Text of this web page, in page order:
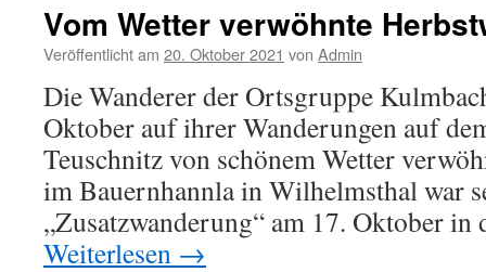
Vom Wetter verwöhnte
Veröffentlicht am 20. Oktober 2021 von Admin
Die Wanderer der Ortsgruppe
Oktober auf ihrer Wanderungen auf
Teuschnitz von schönem Wetter
im Bauernhannla in Wilhelmsthal war
„Zusatzwanderung“ am 17. Oktober
Weiterlesen →